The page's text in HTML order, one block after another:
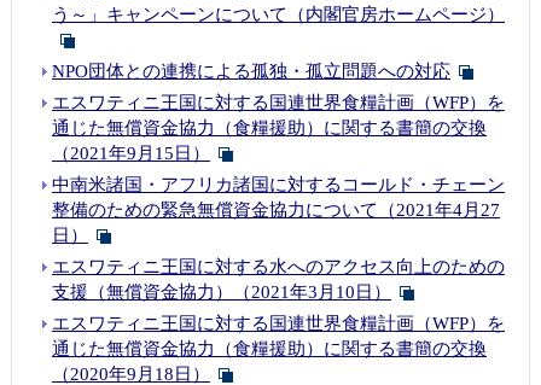
う～」キャンペーンについて（内閣官房ホームページ）
NPO団体との連携による孤独・孤立問題への対応
エスワティニ王国に対する国連世界食糧計画（WFP）を
通じた無償資金協力（食糧援助）に関する書簡の交換
（2021年9月15日）
中南米諸国・アフリカ諸国に対するコールド・チェーン
整備のための緊急無償資金協力について（2021年4月27
日）
エスワティニ王国に対する水へのアクセス向上のための
支援（無償資金協力）（2021年3月10日）
エスワティニ王国に対する国連世界食糧計画（WFP）を
通じた無償資金協力（食糧援助）に関する書簡の交換
（2020年9月18日）